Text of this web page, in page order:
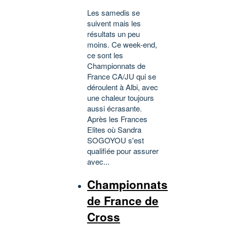
Les samedis se
suivent mais les
résultats un peu
moins. Ce week-end,
ce sont les
Championnats de
France CA/JU qui se
déroulent à Albi, avec
une chaleur toujours
aussi écrasante.
Après les Frances
Elites où Sandra
SOGOYOU s'est
qualifiée pour assurer
avec...
Championnats
de France de
Cross